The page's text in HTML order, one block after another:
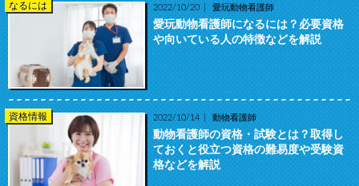
なるには 2022/10/20 愛玩動物看護師
愛玩動物看護師になるには？必要資格
や向いている人の特徴などを解説
資格情報 2022/10/14 動物看護師
動物看護師の資格・試験とは？取得し
ておくと役立つ資格の難易度や受験資
格などを解説